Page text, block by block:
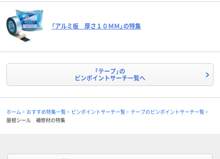
「アルミ板 厚さ１０ＭＭ」の特集
「テープ」の
ピンポイントサーチ一覧へ
ホーム おすすめ特集一覧 ピンポイントサーチ一覧
テープのピンポイントサーチ一覧
屋根シール 補修材の特集